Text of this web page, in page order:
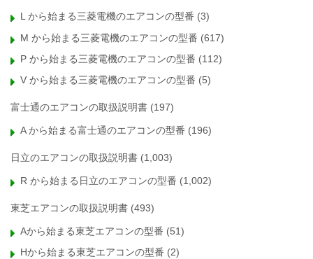
L から始まる三菱電機のエアコンの型番 (3)
M から始まる三菱電機のエアコンの型番 (617)
P から始まる三菱電機のエアコンの型番 (112)
V から始まる三菱電機のエアコンの型番 (5)
富士通のエアコンの取扱説明書 (197)
A から始まる富士通のエアコンの型番 (196)
日立のエアコンの取扱説明書 (1,003)
R から始まる日立のエアコンの型番 (1,002)
東芝エアコンの取扱説明書 (493)
Aから始まる東芝エアコンの型番 (51)
Hから始まる東芝エアコンの型番 (2)